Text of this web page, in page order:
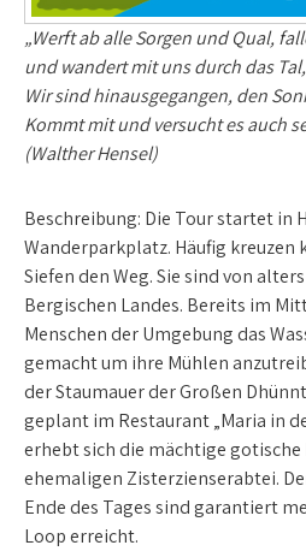
„Werft ab alle Sorgen und Qual,
und wandert mit uns durch das
Wir sind hinausgegangen, den
Kommt mit und versucht es auch
(Walther Hensel)
Beschreibung: Die Tour startet in
Wanderparkplatz. Häufig kreuzen
Siefen den Weg. Sie sind von
Bergischen Landes. ­Bereits im
Menschen der Umgebung das
gemacht um ihre Mühlen
der Staumauer der Großen
geplant im Restaurant „Maria in
erhebt sich die mächtige
ehemaligen Zisterzienserabtei.
Ende des Tages sind garantiert
Loop erreicht.